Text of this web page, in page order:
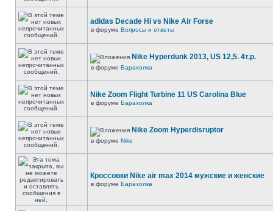
adidas Decade Hi vs Nike Air Forse
в форуме Вопросы и ответы
Nike Hyperdunk 2013, US 12,5. 4т.р.
в форуме Барахолка
Nike Zoom Flight Turbine 11 US Carolina Blue
в форуме Барахолка
Nike Zoom Hyperdisruptor
в форуме Nike
Кроссовки Nike air max 2014 мужские и женские
в форуме Барахолка